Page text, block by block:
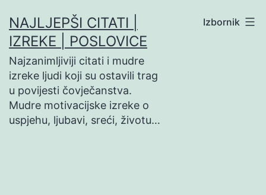
na
sadržaj
NAJLJEPŠI CITATI |
IZREKE | POSLOVICE
Najzanimljiviji citati i mudre
izreke ljudi koji su ostavili trag
u povijesti čovječanstva.
Mudre motivacijske izreke o
uspjehu, ljubavi, sreći, životu…
Izbornik